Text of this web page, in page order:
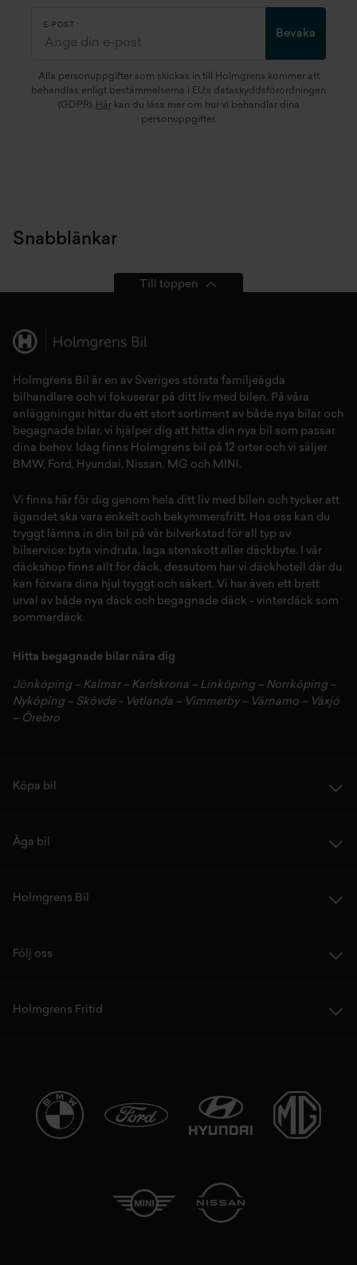
E-POST
Bevaka
Alla personuppgifter som skickas in till Holmgrens kommer att
behandlas enligt bestämmelserna i EU:s dataskyddsförordningen
(GDPR). Härkan du läsa mer om hur vi behandlar dina
personuppgifter.
Snabblänkar
Till toppen
Holmgrens Bil är en av Sveriges största familjeägda
bilhandlare och vi fokuserar på ditt liv med bilen. På våra
anläggningar hittar du ett stort sortiment av både nya bilar och
begagnade bilar, vi hjälper dig att hitta din nya bil som passar
dina behov. Idag finns Holmgrens bil på 12 orter och vi säljer
BMW, Ford, Hyundai, Nissan , MG och MINI.
Vi finns här för dig genom hela ditt liv med bilen och tycker att
ägandet ska vara enkelt och bekymmersfritt. Hos oss kan du
tryggt lämna in din bil på vår bilverkstad för all typ av
bilservice: byta vindruta, laga stenskott eller däckbyte. I vår
däckshop finns allt för däck, dessutom har vi däckhotell där du
kan förvara dina hjul tryggt och säkert. Vi har även ett brett
urval av både nya däck och begagnade däck - vinterdäck som
sommardäck.
Hitta begagnade bilar nära dig
Jönköping– Kalmar – Karlskrona – Linköping– Norrköping–
Nyköping– Skövde- Vetlanda – Vimmerby– Värnamo – Växjö
– Örebro
Köpa bil
Äga bil
Holmgrens Bil
Följ oss
Holmgrens Fritid